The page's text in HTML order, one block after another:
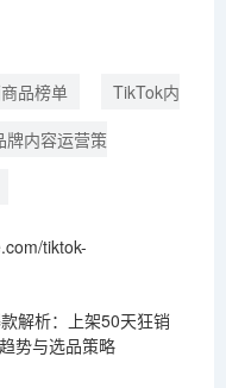
品榜单
TikTok内
牌内容运营策
tiktok-
解析：上架50天狂销
势与选品策略